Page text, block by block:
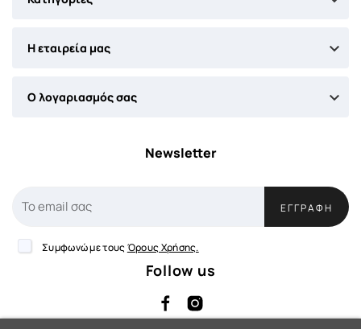
Η εταιρεία μας 
Ο λογαριασμός σας 
Newsletter
ΕΓΓΡΑΦΉ
Συμφωνώ με τους Όρους Χρήσης.
Follow us